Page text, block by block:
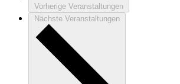
Vorherige Veranstaltungen
Nächste Veranstaltungen